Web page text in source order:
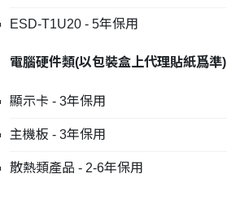
ESD-T1U20 - 5年保用
電腦硬件類(以包裝盒上代理貼紙爲準)
顯示卡 - 3年保用
主機板 - 3年保用
散熱類產品 - 2-6年保用